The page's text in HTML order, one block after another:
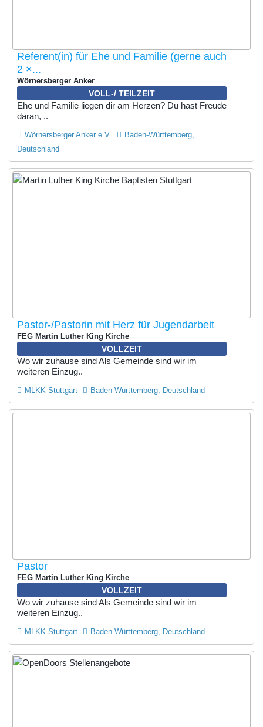
Referent(in) für Ehe und Familie (gerne auch
2 ×...
Wörnersberger Anker
VOLL-/ TEILZEIT
Ehe und Familie liegen dir am Herzen? Du hast Freude
daran, ..
Wörnersberger Anker e.V.
Baden-Württemberg,
Deutschland
Pastor-/Pastorin mit Herz für Jugendarbeit
FEG Martin Luther King Kirche
VOLLZEIT
Wo wir zuhause sind Als Gemeinde sind wir im
weiteren Einzug..
MLKK Stuttgart Baden-Württemberg, Deutschland
Pastor
FEG Martin Luther King Kirche
VOLLZEIT
Wo wir zuhause sind Als Gemeinde sind wir im
weiteren Einzug..
MLKK Stuttgart Baden-Württemberg, Deutschland